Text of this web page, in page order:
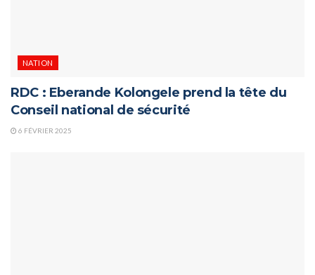
NATION
RDC : Eberande Kolongele prend la tête du
Conseil national de sécurité
6 FÉVRIER 2025